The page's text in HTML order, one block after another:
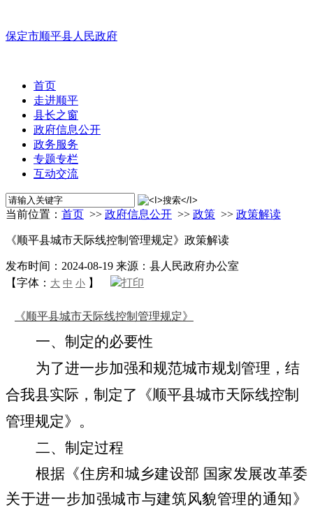
保定市顺平县人民政府
首页
走进顺平
县长之窗
政府信息公开
政务服务
专题专栏
互动交流
当前位置： 首页 >> 政府信息公开 >> 政策 >> 政策解读
《顺平县城市天际线控制管理规定》政策解读
发布时间：2024-08-19 来源：县人民政府办公室
【字体： 大 中 小 】 打印
《顺平县城市天际线控制管理规定》
一、制定的必要性
为了进一步加强和规范城市规划管理，结
合我县实际，制定了
《顺平县城市天际线控制
管理规定》 。
二、 制定过程
根据 《住房和城乡建设部 国家发展改革委
关于进一步加强城市与建筑风貌管理的通知》